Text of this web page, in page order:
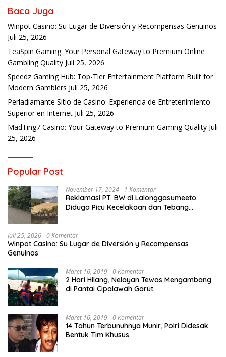
Baca Juga
Winpot Casino: Su Lugar de Diversión y Recompensas Genuinos
Juli 25, 2026
TeaSpin Gaming: Your Personal Gateway to Premium Online
Gambling Quality Juli 25, 2026
Speedz Gaming Hub: Top-Tier Entertainment Platform Built for
Modern Gamblers Juli 25, 2026
Perladiamante Sitio de Casino: Experiencia de Entretenimiento
Superior en Internet Juli 25, 2026
MadTing7 Casino: Your Gateway to Premium Gaming Quality Juli
25, 2026
Popular Post
November 17, 2024 1 Komentar
Reklamasi PT. BW di Lalonggasumeeto
Diduga Picu Kecelakaan dan Tebang
Juli 25, 2026 0 Komentar
Winpot Casino: Su Lugar de Diversión y Recompensas
Genuinos
Maret 16, 2019 0 Komentar
2 Hari Hilang, Nelayan Tewas Mengambang
di Pantai Cipalawah Garut
Maret 16, 2019 0 Komentar
14 Tahun Terbunuhnya Munir, Polri Didesak
Bentuk Tim Khusus